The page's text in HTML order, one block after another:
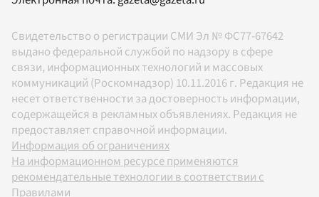
Свидетельство о регистрации СМИ Эл № ФС77-67642
выдано федеральной службой по надзору в сфере
связи, информационных технологий и массовых
коммуникаций (Роскомнадзор) 10.11.2016 г. Редакция не
несет ответственности за достоверность информации,
содержащейся в рекламных объявлениях. Редакция не
предоставляет справочной информации.
Информация об ограничениях
На информационном ресурсе применяются
рекомендательные технологии в соответствии с
Правилами